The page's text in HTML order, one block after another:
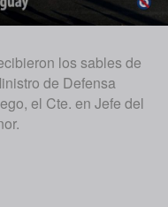
los sables de
de Defensa
el Cte. en Jefe del